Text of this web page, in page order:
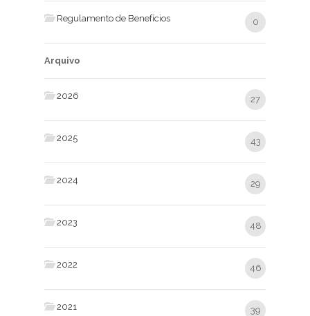
Regulamento de Benefícios 0
Arquivo
2026 27
2025 43
2024 29
2023 48
2022 46
2021 39